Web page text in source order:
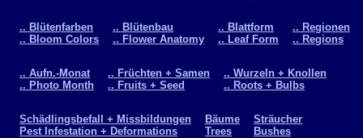
.. Blütenfarben
.. Bloom Colors
.. Blütenbau
.. Flower Anatomy
.. Blattform
.. Leaf Form
.. Regionen
.. Regions
.. Aufn.-Monat
.. Photo Month
.. Früchten + Samen
.. Fruits + Seed
.. Wurzeln + Knollen
.. Roots + Bulbs
Schädlingsbefall + Missbildungen
Pest Infestation + Deformations
Bäume
Trees
Sträucher
Bushes